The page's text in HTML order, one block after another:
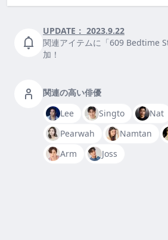
UPDATE： 2023.9.22
関連アイテムに「609 Bedtime
加！
関連の高い俳優
Lee
Singto Nat
Pearwah
Namtan
Arm
Joss